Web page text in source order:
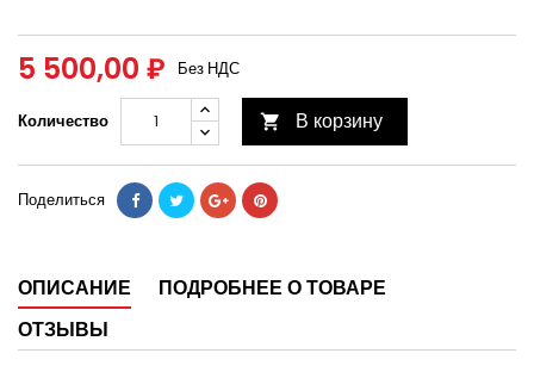
5 500,00 ₽ Без НДС
Количество  В корзину
Поделиться
ОПИСАНИЕ
ПОДРОБНЕЕ О ТОВАРЕ
ОТЗЫВЫ